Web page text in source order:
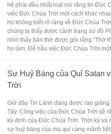
hệ phái đều nhất loạt nói rằng tin Đức
việc Đức Chúa Trời một cách khác
họ không biết rõ ràng về Đức Chúa
chúng ta thấy được cảnh trạng sứ đồ
nhìn thấy bàn thờ được ghi rằng “Thờ
họ làm. Để hầu việc Đức Chúa Trời
Sự Huỷ Báng của Quỉ Satan
Trời
Giờ đây Tin Lành đang được rao
Tây. Công việc của Đức Chúa Trời sẽ
kỳ định của Đức Chúa Trời. Thời kỳ
sự huỷ báng của ma quỉ càng mãnh